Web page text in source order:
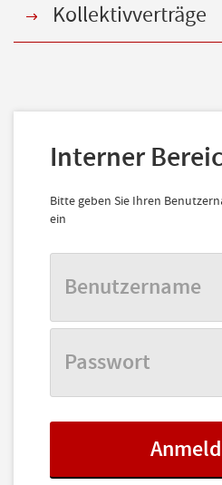
Kollektivverträge
Interner
Bitte geben Sie Ihren
ein